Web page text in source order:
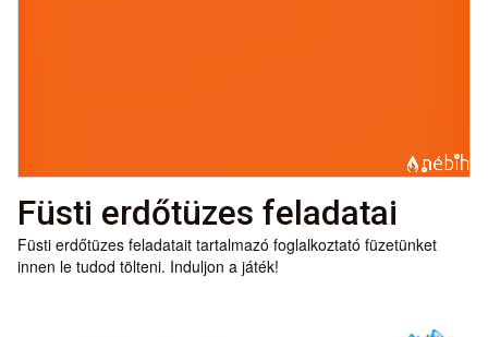
Füsti erdőtüzes feladatai
Füsti erdőtüzes feladatait tartalmazó foglalkoztató füzetünket
innen le tudod tölteni. Induljon a játék!